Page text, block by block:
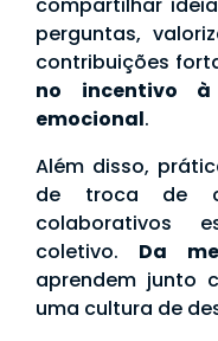
compartilhar
perguntas,
contribuições
no incentivo à
emocional.
Além disso,
de troca de
colaborativos
coletivo. Da
aprendem junto
uma cultura de